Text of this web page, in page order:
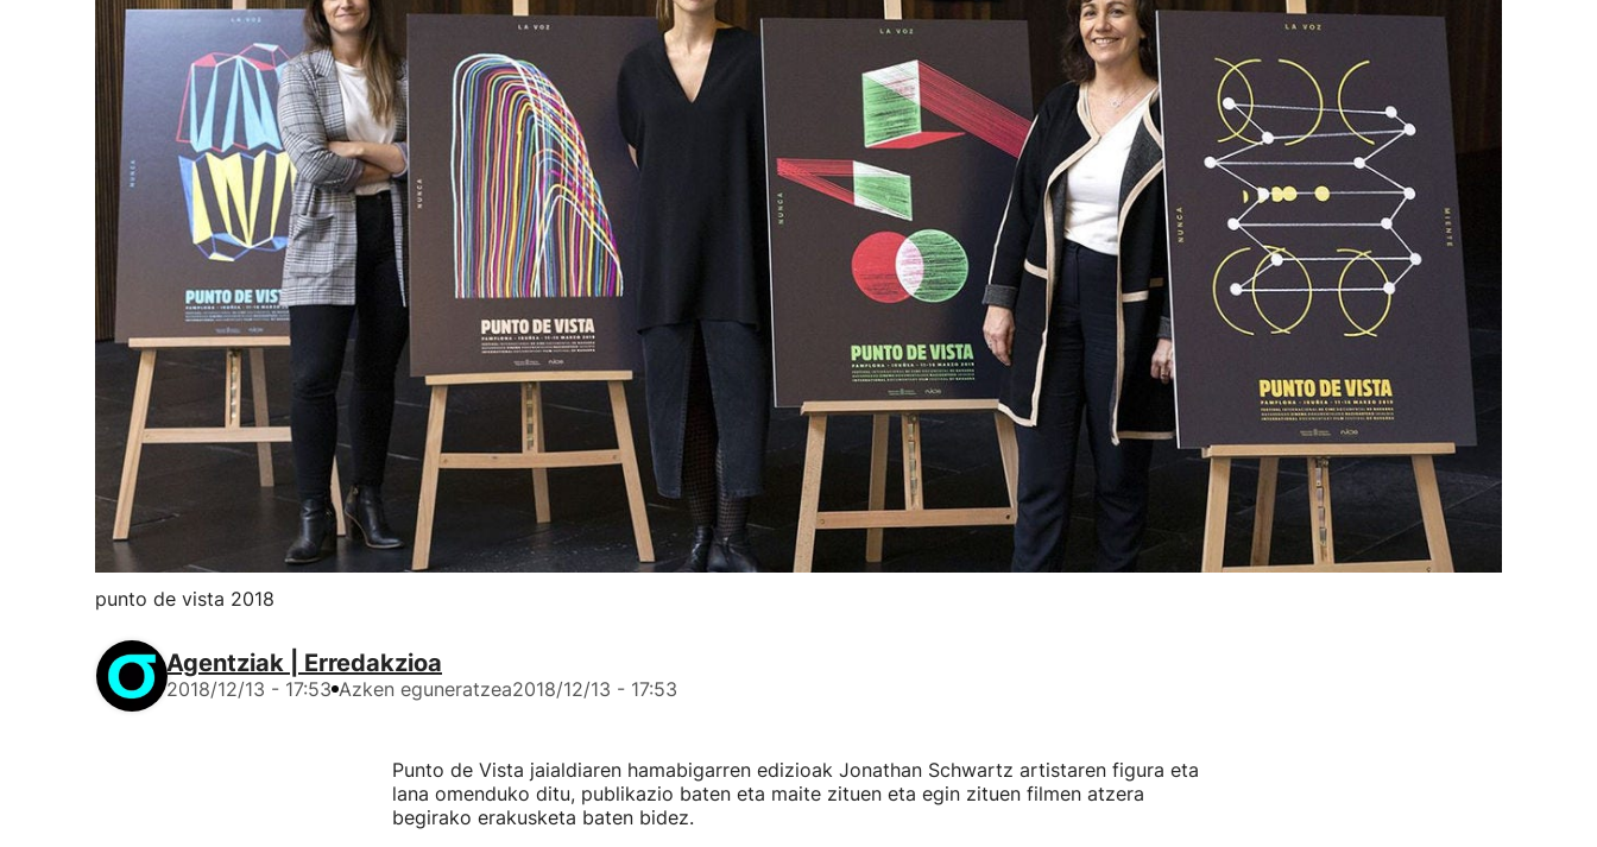
punto de vista 2018
Agentziak | Erredakzioa
2018/12/13 - 17:53 Azken eguneratzea2018/12/13 - 17:53
Punto de Vista jaialdiaren hamabigarren edizioak Jonathan Schwartz artistaren figura eta
lana omenduko ditu, publikazio baten eta maite zituen eta egin zituen filmen atzera
begirako erakusketa baten bidez.